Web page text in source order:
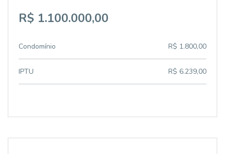
R$ 1.100.000,00
Condomínio R$ 1.800,00
IPTU R$ 6.239,00